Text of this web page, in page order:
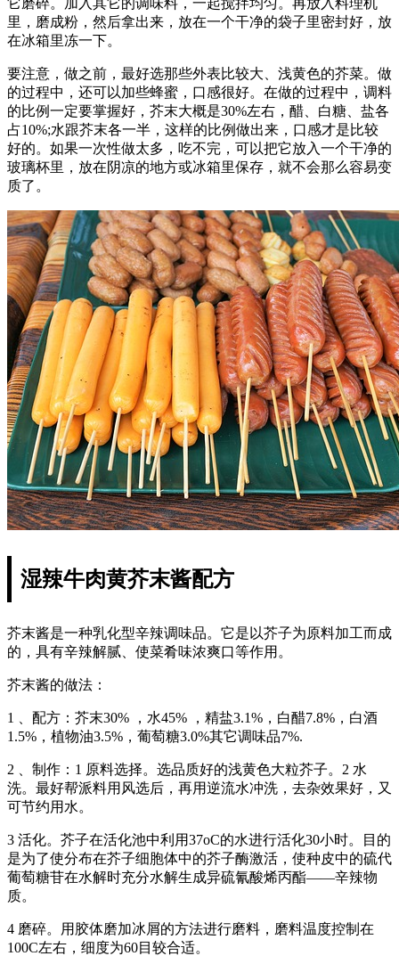
里，磨成粉，然后拿出来，放在一个干净的袋子里密封好，放
在冰箱里冻一下。
要注意，做之前，最好选那些外表比较大、浅黄色的芥菜。做
的过程中，还可以加些蜂蜜，口感很好。在做的过程中，调料
的比例一定要掌握好，芥末大概是30%左右，醋、白糖、盐各
占10%;水跟芥末各一半，这样的比例做出来，口感才是比较
好的。如果一次性做太多，吃不完，可以把它放入一个干净的
玻璃杯里，放在阴凉的地方或冰箱里保存，就不会那么容易变
质了。
湿辣牛肉黄芥末酱配方
芥末酱是一种乳化型辛辣调味品。它是以芥子为原料加工而成
的，具有辛辣解腻、使菜肴味浓爽口等作用。
芥末酱的做法：
1 、配方：芥末30% ，水45% ，精盐3.1%，白醋7.8%，白酒
1.5%，植物油3.5%，葡萄糖3.0%其它调味品7%.
2 、制作：1 原料选择。选品质好的浅黄色大粒芥子。2 水
洗。最好帮派料用风选后，再用逆流水冲洗，去杂效果好，又
可节约用水。
3 活化。芥子在活化池中利用37oC的水进行活化30小时。目的
是为了使分布在芥子细胞体中的芥子酶激活，使种皮中的硫代
葡萄糖苷在水解时充分水解生成异硫氰酸烯丙酯——辛辣物
质。
4 磨碎。用胶体磨加冰屑的方法进行磨料，磨料温度控制在
100C左右，细度为60目较合适。